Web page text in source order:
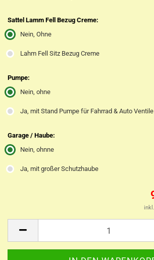
Sattel Lamm Fell Bezug Creme:
Nein, Ohne
Lahm Fell Sitz Bezug Creme
Pumpe:
Nein, ohne
Ja, mit Stand Pumpe für Fahrrad & Auto Ventile
Garage / Haube:
Nein, ohnne
Ja, mit großer Schutzhaube